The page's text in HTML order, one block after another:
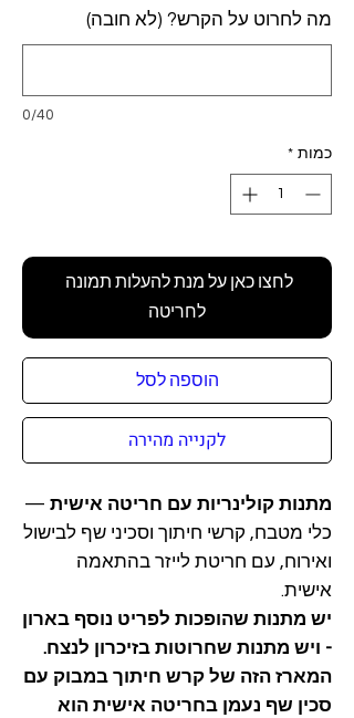
מה לחרוט על הקרש? (לא חובה)
0/40
כמות *
לחריטה
הוספה לסל
לקנייה מהירה
מתנות קולינריות עם חריטה אישית —
כלי מטבח, קרשי חיתוך וסכיני שף לבישול
ואירוח, עם חריטת לייזר בהתאמה
אישית.
יש מתנות שהופכות לפריט נוסף בארון
- ויש מתנות שחרוטות בזיכרון לנצח.
המארז הזה של קרש חיתוך במבוק עם
סכין שף נעמן בחריטה אישית הוא